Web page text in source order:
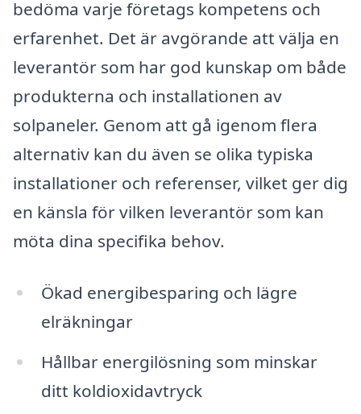
bedöma varje företags kompetens och
erfarenhet. Det är avgörande att välja en
leverantör som har god kunskap om både
produkterna och installationen av
solpaneler. Genom att gå igenom flera
alternativ kan du även se olika typiska
installationer och referenser, vilket ger dig
en känsla för vilken leverantör som kan
möta dina specifika behov.
Ökad energibesparing och lägre
elräkningar
Hållbar energilösning som minskar
ditt koldioxidavtryck